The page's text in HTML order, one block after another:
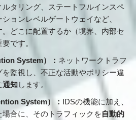
ルタリング、ステートフルインスペ
ョンレベルゲートウェイなど、
どこに配置するか（境界、内部セ
です。
System）： ネットワークトラフ
を監視し、不正な活動やポリシー違
通知します。
System）： IDSの機能に加え、
合に、そのトラフィックを自動的